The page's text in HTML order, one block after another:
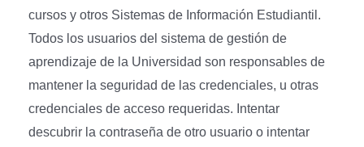
cursos y otros Sistemas de Información Estudiantil.
Todos los usuarios del sistema de gestión de
aprendizaje de la Universidad son responsables de
mantener la seguridad de las credenciales, u otras
credenciales de acceso requeridas. Intentar
descubrir la contraseña de otro usuario o intentar